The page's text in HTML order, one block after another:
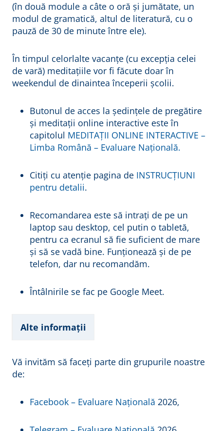
(în două module a câte o oră și jumătate, un
modul de gramatică, altul de literatură, cu o
pauză de 30 de minute între ele).
În timpul celorlalte vacanțe (cu excepția celei
de vară) meditațiile vor fi făcute doar în
weekendul de dinaintea începerii școlii.
Butonul de acces la ședințele de pregătire
și meditații online interactive este în
capitolul MEDITAȚII ONLINE INTERACTIVE –
Limba Română – Evaluare Națională.
Citiți cu atenție pagina de INSTRUCȚIUNI
pentru detalii.
Recomandarea este să intrați de pe un
laptop sau desktop, cel putin o tabletă,
pentru ca ecranul să fie suficient de mare
și să se vadă bine. Funționează și de pe
telefon, dar nu recomandăm.
Întâlnirile se fac pe Google Meet.
Alte informații
Vă invităm să faceți parte din grupurile noastre
de:
Facebook – Evaluare Națională 2026,